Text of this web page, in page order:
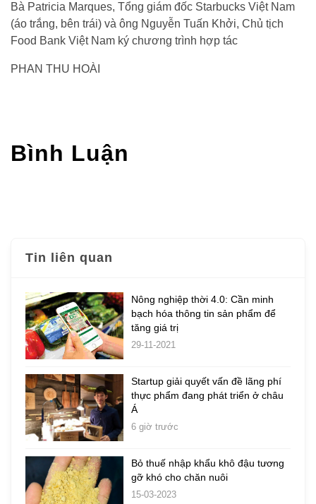
Bà Patricia Marques, Tổng giám đốc Starbucks Việt Nam
(áo trắng, bên trái) và ông Nguyễn Tuấn Khởi, Chủ tịch
Food Bank Việt Nam ký chương trình hợp tác
PHAN THU HOÀI
Bình Luận
Tin liên quan
Nông nghiệp thời 4.0: Cần minh
bạch hóa thông tin sản phẩm để
tăng giá trị
29-11-2021
Startup giải quyết vấn đề lãng phí
thực phẩm đang phát triển ở châu
Á
6 giờ trước
Bỏ thuế nhập khẩu khô đậu tương
gỡ khó cho chăn nuôi
15-03-2023